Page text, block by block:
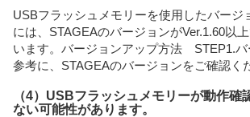
USBフラッシュメモリーを使用したバージ
には、STAGEAのバージョンがVer.1.60以
います。バージョンアップ方法 STEP1.バ
参考に、STAGEAのバージョンをご確認く
（4）USBフラッシュメモリーが動作確
ない可能性があります。